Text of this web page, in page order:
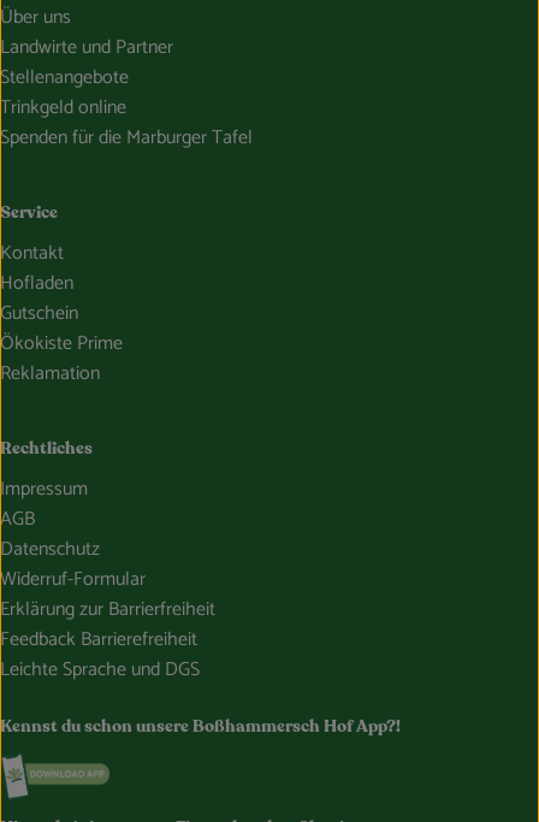
Über uns
Landwirte und Partner
Stellenangebote
Trinkgeld online
Spenden für die Marburger Tafel
Service
Kontakt
Hofladen
Gutschein
Ökokiste Prime
Reklamation
Rechtliches
Impressum
AGB
Datenschutz
Widerruf-Formular
Erklärung zur Barrierfreiheit
Feedback Barrierefreiheit
Leichte Sprache und DGS
Kennst du schon unsere Boßhammersch Hof App?!
Externer Link zu https://www.bosshammersch-